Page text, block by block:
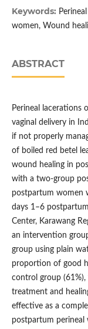
Keywords:
women, Wound
ABSTRACT
Perineal lacerations
vaginal delivery in
if not properly
of boiled red betel
wound healing in
with a two-group
postpartum women
days 1–6
Center, Karawang
an intervention
group using plain
proportion of good
control group
treatment and
effective as a
postpartum perineal